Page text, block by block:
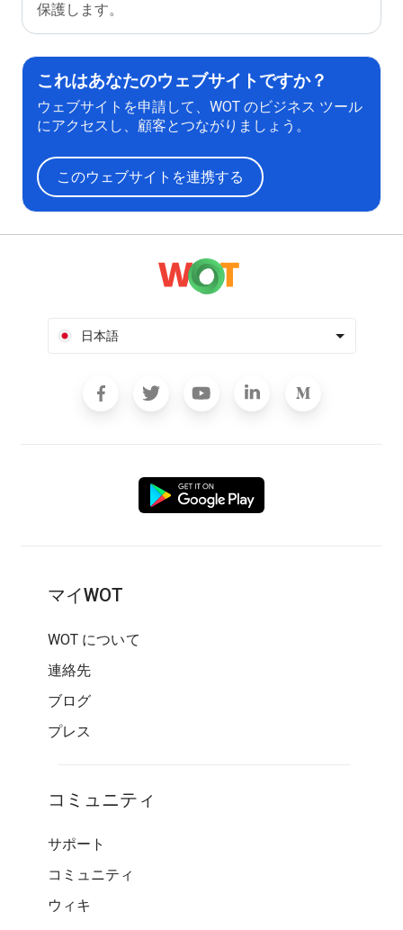
保護します。
これはあなたのウェブサイトですか？
ウェブサイトを申請して、WOT のビジネス ツール
にアクセスし、顧客とつながりましょう。
このウェブサイトを連携する
日本語
マイWOT
WOT について
連絡先
ブログ
プレス
コミュニティ
サポート
コミュニティ
ウィキ